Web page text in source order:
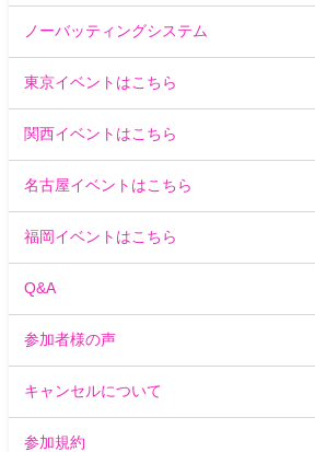
ノーバッティングシステム
東京イベントはこちら
関西イベントはこちら
名古屋イベントはこちら
福岡イベントはこちら
Q&A
参加者様の声
キャンセルについて
参加規約